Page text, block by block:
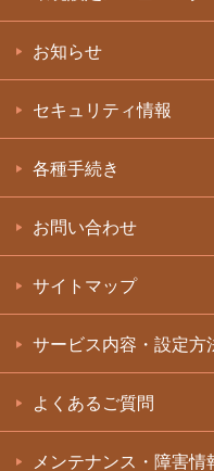
お知らせ
セキュリティ情報
各種手続き
お問い合わせ
サイトマップ
サービス内容・設定方
よくあるご質問
メンテナンス・障害情